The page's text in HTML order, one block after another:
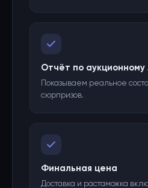
Отчёт по аукционному
Показываем реальное
сюрпризов.
Финальная цена
Доставка и растаможка